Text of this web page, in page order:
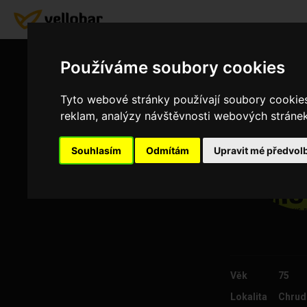
Používáme soubory cookies
Tyto webové stránky používají soubory
reklam, analýzy návštěvnosti webových
Souhlasím Odmítám Upravit mé
Věk
75
Lokalita